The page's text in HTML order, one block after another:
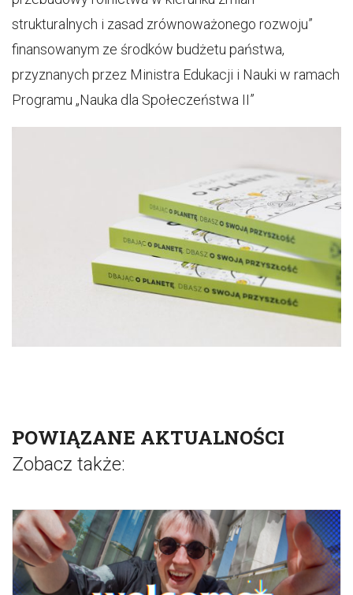
strukturalnych i zasad zrównoważonego rozwoju”
finansowanym ze środków budżetu państwa,
przyznanych przez Ministra Edukacji i Nauki w ramach
Programu „Nauka dla Społeczeństwa II”
POWIĄZANE AKTUALNOŚCI
Zobacz także: